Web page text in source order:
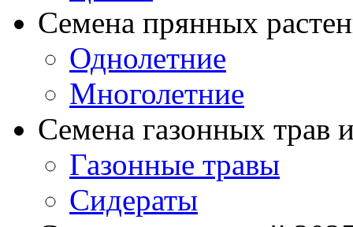
Семена прянных
Однолетние
Многолетние
Семена газонных трав
Газонные травы
Сидераты